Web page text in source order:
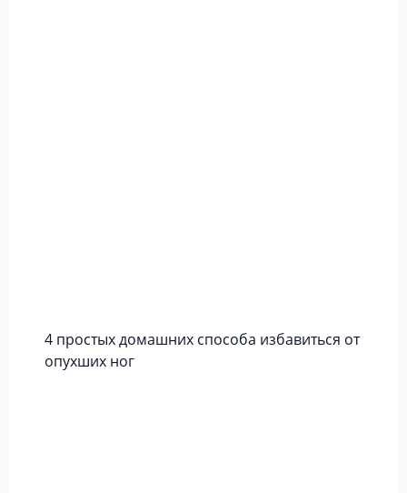
4 простых домашних способа избавиться от
опухших ног